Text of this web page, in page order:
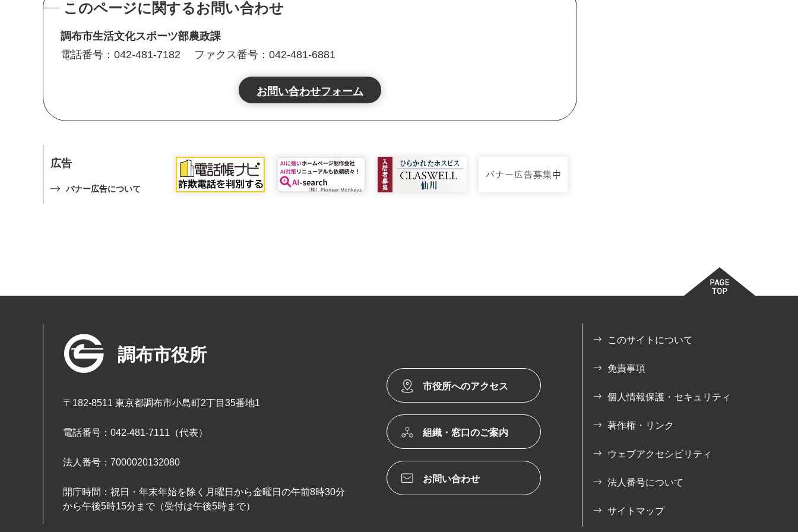
このページに関するお問い合わせ
調布市生活文化スポーツ部農政課
電話番号：042-481-7182
ファクス番号：042-481-6881
広告
バナー広告について
調布市役所
〒182-8511 東京都調布市小島町2丁目35番地1
電話番号：042-481-7111（代表）
法人番号：7000020132080
開庁時間：祝日・年末年始を除く月曜日から金曜日の午前8時30分
から午後5時15分まで（受付は午後5時まで）
市役所へのアクセス
組織・窓口のご案内
お問い合わせ
このサイトについて
免責事項
個人情報保護・セキュリティ
著作権・リンク
ウェブアクセシビリティ
法人番号について
サイトマップ